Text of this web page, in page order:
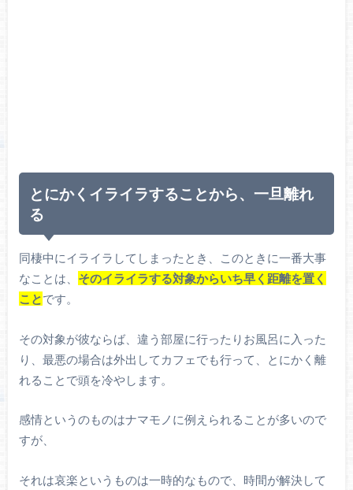
とにかくイライラすることから、一旦離れ
る
同棲中にイライラしてしまったとき、このときに一番大事
なことは、 そのイライラする対象からいち早く距離を置く
ことです。
その対象が彼ならば、違う部屋に行ったりお風呂に入った
り、最悪の場合は外出してカフェでも行って、とにかく離
れることで頭を冷やします。
感情というのものはナマモノに例えられることが多いので
すが、
それは哀楽というものは一時的なもので、時間が解決して